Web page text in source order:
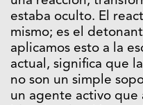
estaba oculto. El
mismo; es el
aplicamos esto a la
actual, significa que
no son un simple
un agente activo que